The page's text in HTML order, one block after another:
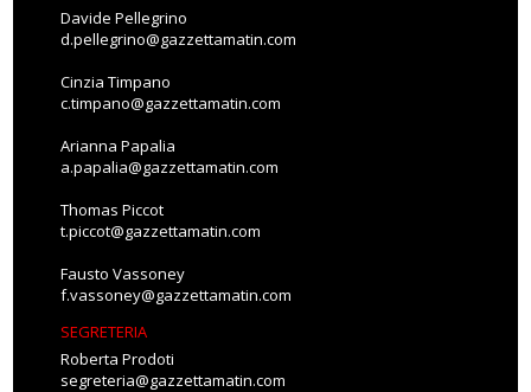
Davide Pellegrino
d.pellegrino@gazzettamatin.com
Cinzia Timpano
c.timpano@gazzettamatin.com
Arianna Papalia
a.papalia@gazzettamatin.com
Thomas Piccot
t.piccot@gazzettamatin.com
Fausto Vassoney
f.vassoney@gazzettamatin.com
SEGRETERIA
Roberta Prodoti
segreteria@gazzettamatin.com